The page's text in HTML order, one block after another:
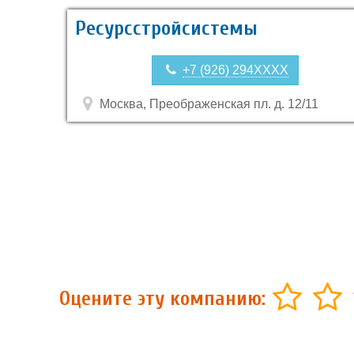
Ресурсстройсистемы
+7 (926) 294XXXX
Москва, Преображенская пл. д. 12/11
Оцените эту компанию: